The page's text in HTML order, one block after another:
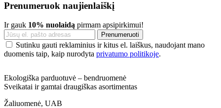
Prenumeruok naujienlaiškį
Ir gauk 10% nuolaidą pirmam apsipirkimui!
Sutinku gauti reklaminius ir kitus el. laiškus, naudojant mano
duomenis taip, kaip nurodyta privatumo politikoje.
Ekologiška parduotuvė – bendruomenė
Sveikatai ir gamtai draugiškas asortimentas
Žaliuomenė, UAB